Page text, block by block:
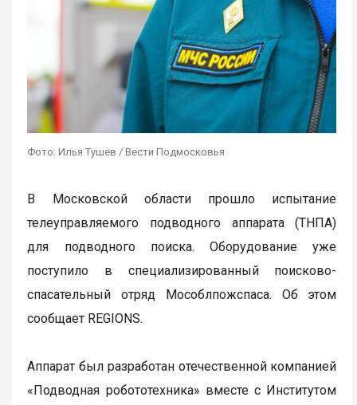
Фото: Илья Тушев / Вести Подмосковья
В Московской области прошло испытание
телеуправляемого подводного аппарата (ТНПА)
для подводного поиска. Оборудование уже
поступило в специализированный поисково-
спасательный отряд Мособлпожспаса. Об этом
сообщает REGIONS.
Аппарат был разработан отечественной компанией
«Подводная робототехника» вместе с Институтом